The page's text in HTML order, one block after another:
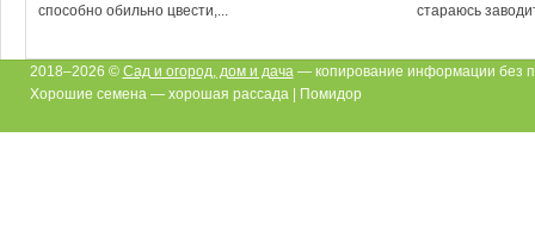
способно обильно цвести,...
стараюсь
2018–2026 © Сад и огород, дом и дача — копирование информации без
Хорошие семена — хорошая рассада | Помидор